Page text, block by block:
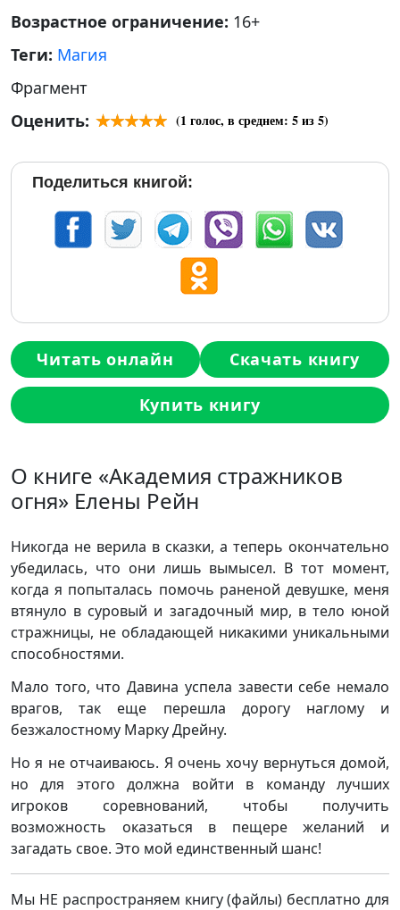
Возрастное ограничение: 16+
Теги: Магия
Фрагмент
Оценить:
(1 голос, в среднем: 5из 5)
Поделиться книгой:
Читать онлайн Скачать книгу
Купить книгу
О книге «Академия стражников
огня» Елены Рейн
Никогда не верила в сказки, а теперь окончательно
убедилась, что они лишь вымысел. В тот момент,
когда я попыталась помочь раненой девушке, меня
втянуло в суровый и загадочный мир, в тело юной
стражницы, не обладающей никакими уникальными
способностями.
Мало того, что Давина успела завести себе немало
врагов, так еще перешла дорогу наглому и
безжалостному Марку Дрейну.
Но я не отчаиваюсь. Я очень хочу вернуться домой,
но для этого должна войти в команду лучших
игроков соревнований, чтобы получить
возможность оказаться в пещере желаний и
загадать свое. Это мой единственный шанс!
Мы НЕ распространяем книгу (файлы) бесплатно для